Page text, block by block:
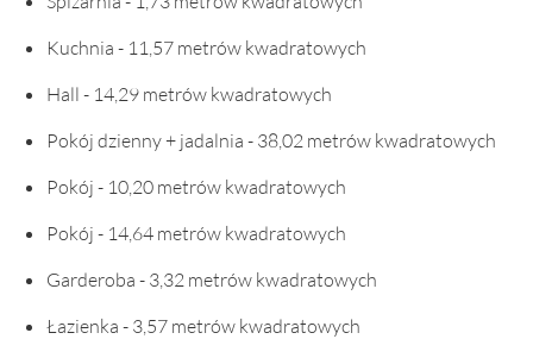
Kuchnia - 11,57 metrów kwadratowych
Hall - 14,29 metrów kwadratowych
Pokój dzienny + jadalnia - 38,02 metrów kwadratowych
Pokój - 10,20 metrów kwadratowych
Pokój - 14,64 metrów kwadratowych
Garderoba - 3,32 metrów kwadratowych
Łazienka - 3,57 metrów kwadratowych